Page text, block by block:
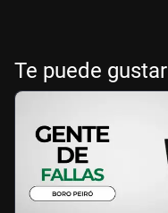
Te puede gustar